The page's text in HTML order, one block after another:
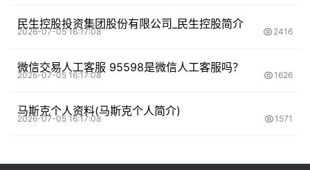
民生控股投资集团股份有限公司_民生控股简介
2026-07-05 16:17:08 2416
微信交易人工客服 95598是微信人工客服吗？
2026-07-05 16:17:08 1626
马斯克个人资料(马斯克个人简介)
2026-07-05 16:17:08 1571